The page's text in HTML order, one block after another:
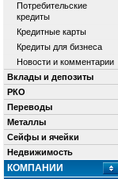
Потребительские
кредиты
Кредитные карты
Кредиты для бизнеса
Новости и комментарии
Вклады и депозиты
РКО
Переводы
Металлы
Сейфы и ячейки
Недвижимость
КОМПАНИИ